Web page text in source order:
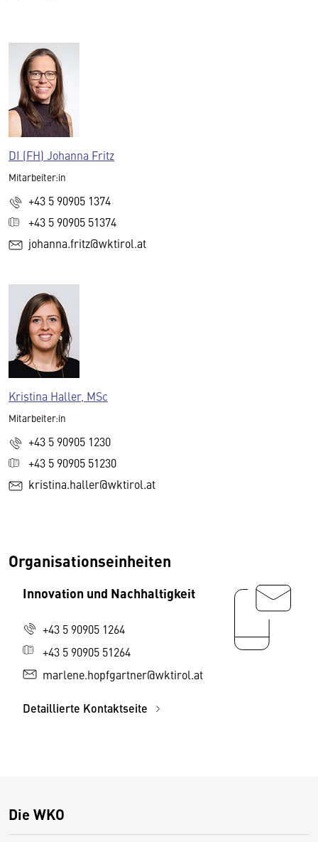
DI (FH) Johanna Fritz
Mitarbeiter:in
+43 5 90905 1374
+43 5 90905 51374
johanna.fritz@wktirol.at
Kristina Haller, MSc
Mitarbeiter:in
+43 5 90905 1230
+43 5 90905 51230
kristina.haller@wktirol.at
Organisationseinheiten
Innovation und Nachhaltigkeit
+43 5 90905 1264
+43 5 90905 51264
marlene.hopfgartner@wktirol.at
Detaillierte Kontaktseite
Die WKO